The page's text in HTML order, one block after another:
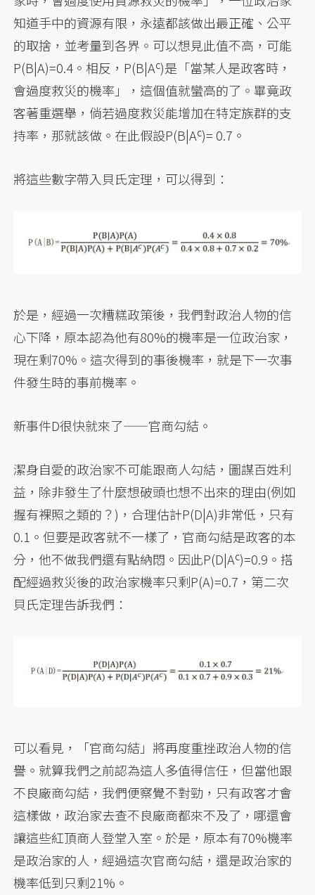
知道手中的資源有限，永遠都該做出最正確、公平
的取捨，並考量到各界。可以想見此值不高，可能
P(B|A)=0.4。相反，P(B|Ac)是「當某人是政客時，
會過度救災的機率」，這個值就蠻高的了。畢竟政
客著重選舉，倘若過度救災能增加在特定族群的支
持率，那就該做。在此假設P(B|Ac)= 0.7。
將這些數字帶入貝氏定理，可以得到：
於是，經過一次糟糕政策後，我們對政治人物的信
心下降，原本認為他有80%的機率是一位政治家，
現在剩70%。這次得到的事後機率，就是下一次事
件發生時的事前機率。
新事件D很快就來了——官商勾結。
潔身自愛的政治家不可能跟商人勾結，圖謀百姓利
益，除非發生了什麼想破頭也想不出來的理由(例如
握有裸照之類的？)，合理估計P(D|A)非常低，只有
0.1。但要是政客就不一樣了，官商勾結是政客的本
分，他不做我們還有點納悶。因此P(D|Ac)=0.9。搭
配經過救災後的政治家機率只剩P(A)=0.7，第二次
貝氏定理告訴我們：
可以看見，「官商勾結」將再度重挫政治人物的信
譽。就算我們之前認為這人多值得信任，但當他跟
不良廠商勾結，我們便察覺不對勁，只有政客才會
這樣做，政治家去查不良廠商都來不及了，哪還會
讓這些紅頂商人登堂入室。於是，原本有70%機率
是政治家的人，經過這次官商勾結，還是政治家的
機率低到只剩21%。